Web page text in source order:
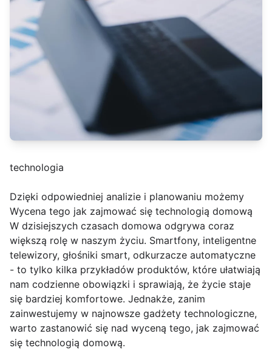
technologia
Dzięki odpowiedniej analizie i planowaniu możemy
Wycena tego jak zajmować się technologią domową
W dzisiejszych czasach domowa odgrywa coraz
większą rolę w naszym życiu. Smartfony, inteligentne
telewizory, głośniki smart, odkurzacze automatyczne
- to tylko kilka przykładów produktów, które ułatwiają
nam codzienne obowiązki i sprawiają, że życie staje
się bardziej komfortowe. Jednakże, zanim
zainwestujemy w najnowsze gadżety technologiczne,
warto zastanowić się nad wyceną tego, jak zajmować
się technologią domową.